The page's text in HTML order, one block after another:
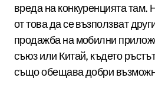
вреда на конкуренцията
от това да се възползват
продажба на мобилни
съюз или Китай, където
също обещава добри